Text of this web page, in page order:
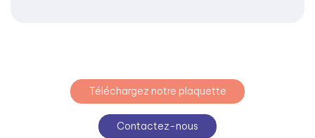
Téléchargez notre plaquette
Contactez-nous